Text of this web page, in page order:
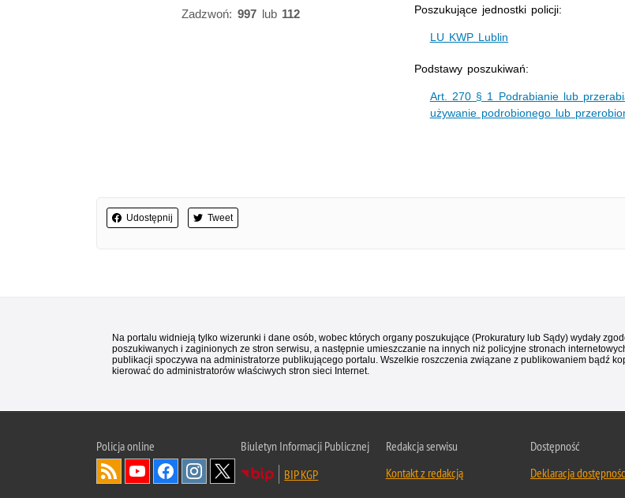
Zadzwoń: 997lub 112 Poszukujące jednostki policji:
LU KWP Lublin
Podstawy poszukiwań:
Art. 270 § 1 Podrabianie lub
używanie podrobionego lub
Udostępnij Tweet
Na portalu widnieją tylko wizerunki i dane osób, wobec których organy poszukujące (Prokuratury lub Sądy) wydały
poszukiwanych i zaginionych ze stron serwisu, a następnie umieszczanie na innych niż policyjne stronach
publikacji spoczywa na administratorze publikującego portalu. Wszelkie roszczenia związane z publikowaniem bądź
kierować do administratorów właściwych stron sieci Internet.
Policjaonline
Biuletyn Informacji Publicznej
BIP KGP
Redakcja serwisu
Kontakt z redakcją
Dostępność
Deklaracja